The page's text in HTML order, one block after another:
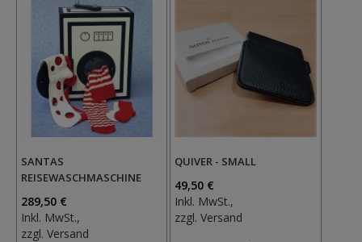
SANTAS
REISEWASCHMASCHINE
289,50 €
Inkl. MwSt.,
zzgl. Versand
QUIVER - SMALL
49,50 €
Inkl. MwSt.,
zzgl.Versand